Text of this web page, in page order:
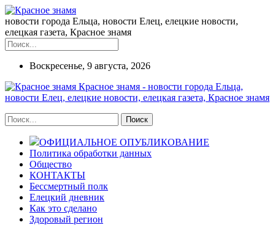
новости города Ельца, новости Елец, елецкие новости,
елецкая газета, Красное знамя
Воскресенье, 9 августа, 2026
Красное знамя - новости города Ельца,
новости Елец, елецкие новости, елецкая газета, Красное знамя
ОФИЦИАЛЬНОЕ ОПУБЛИКОВАНИЕ
Политика обработки данных
Общество
КОНТАКТЫ
Бессмертный полк
Елецкий дневник
Как это сделано
Здоровый регион